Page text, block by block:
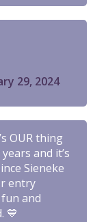
29, 2024
OUR thing
and it’s
Sieneke
entry
and
💙